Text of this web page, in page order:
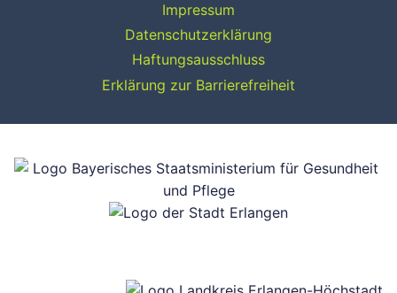
Impressum
Datenschutzerklärung
Haftungsausschluss
Erklärung zur Barrierefreiheit